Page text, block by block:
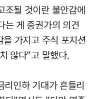
조될 것이란 불안감에
는 게 증권가의 의견
가지고 주식 포지션
않다"고 말했다.
인하 기대가 흔들리